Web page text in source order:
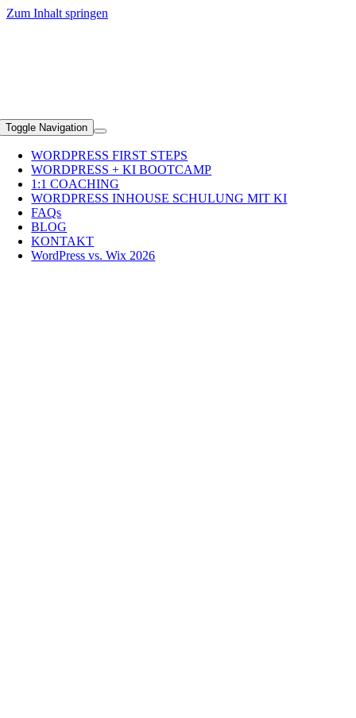
Zum Inhalt springen
+49 (0)89 2351 5690
Toggle Navigation
WORDPRESS FIRST STEPS
WORDPRESS + KI BOOTCAMP
1:1 COACHING
WORDPRESS INHOUSE SCHULUNG MIT KI
FAQs
BLOG
KONTAKT
WordPress vs. Wix 2026